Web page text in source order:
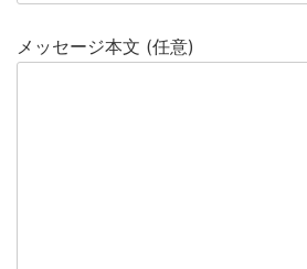
メッセージ本文 (任意)